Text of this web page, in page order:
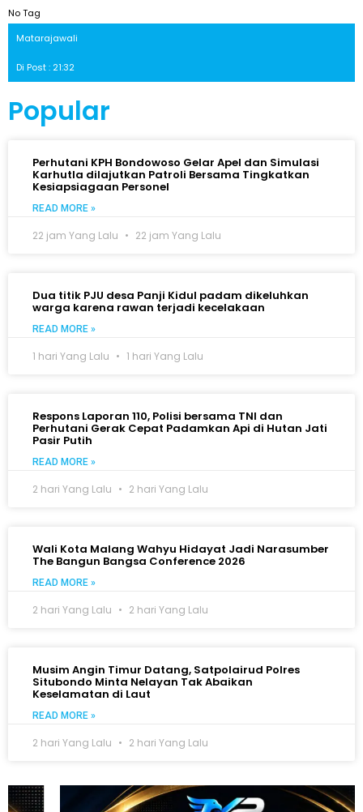
No Tag
Matarajawali
Di Post : 21:32
Popular
Perhutani KPH Bondowoso Gelar Apel dan Simulasi
Karhutla dilajutkan Patroli Bersama Tingkatkan
Kesiapsiagaan Personel
READ MORE »
22 jam Yang Lalu 22 jam Yang Lalu
Dua titik PJU desa Panji Kidul padam dikeluhkan
warga karena rawan terjadi kecelakaan
READ MORE »
1 hari Yang Lalu 1 hari Yang Lalu
Respons Laporan 110, Polisi bersama TNI dan
Perhutani Gerak Cepat Padamkan Api di Hutan Jati
Pasir Putih
READ MORE »
2 hari Yang Lalu 2 hari Yang Lalu
Wali Kota Malang Wahyu Hidayat Jadi Narasumber
The Bangun Bangsa Conference 2026
READ MORE »
2 hari Yang Lalu 2 hari Yang Lalu
Musim Angin Timur Datang, Satpolairud Polres
Situbondo Minta Nelayan Tak Abaikan
Keselamatan di Laut
READ MORE »
2 hari Yang Lalu 2 hari Yang Lalu